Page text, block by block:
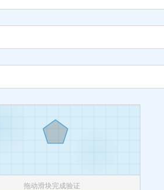
拖动滑块完成验证